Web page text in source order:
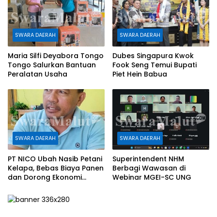
SWARA DAERAH
Maria Silfi Deyabora Tongo
Tongo Salurkan Bantuan
Peralatan Usaha
SWARA DAERAH
Dubes Singapura Kwok
Fook Seng Temui Bupati
Piet Hein Babua
SWARA DAERAH
PT NICO Ubah Nasib Petani
Kelapa, Bebas Biaya Panen
dan Dorong Ekonomi
SWARA DAERAH
Superintendent NHM
Berbagi Wawasan di
Webinar MGEI-SC UNG